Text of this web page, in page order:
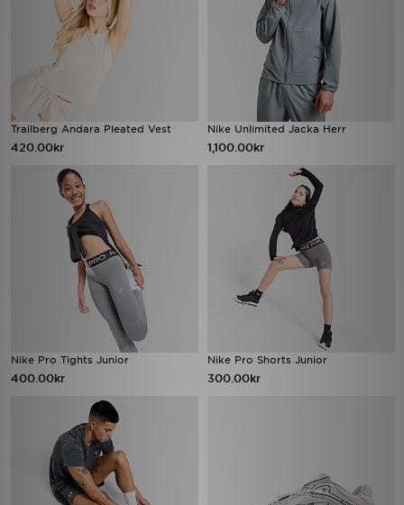
Trailberg Andara Pleated Vest
420.00kr
Nike Unlimited Jacka Herr
1,100.00kr
Nike Pro Tights Junior
400.00kr
Nike Pro Shorts Junior
300.00kr